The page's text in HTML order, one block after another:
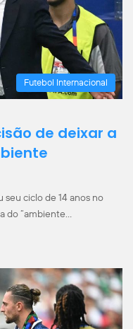
Futebol Internacional
de deixar a
ciclo de 14 anos no
do “ambiente…